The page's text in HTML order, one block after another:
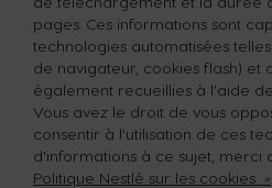
pages. Ces informations sont
technologies automatisées
de navigateur, cookies flash) et
également recueillies à l'aide
Vous avez le droit de vous
consentir à l'utilisation de ces
d'informations à ce sujet, merci
Politique Nestlé sur les cookies »